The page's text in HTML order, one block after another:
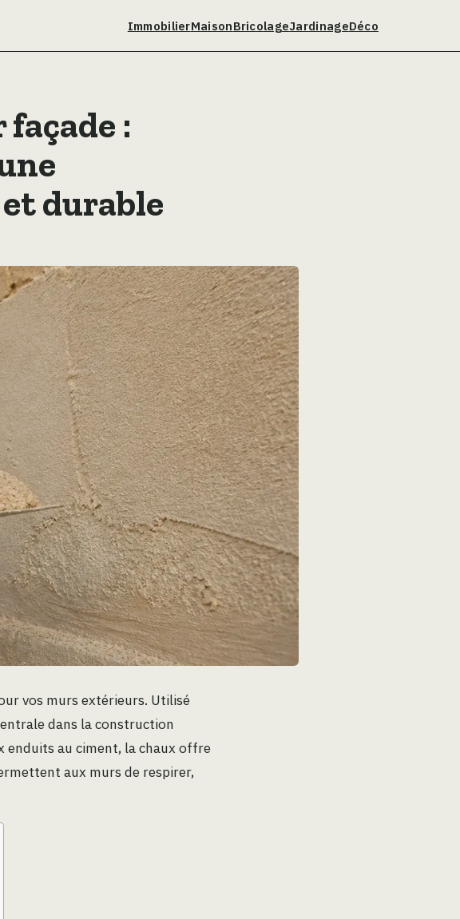
ImmobilierMaisonBricolageJardinageDéco
:
durable
vos murs extérieurs. Utilisé
dans la construction
enduits au ciment, la chaux offre
aux murs de respirer,